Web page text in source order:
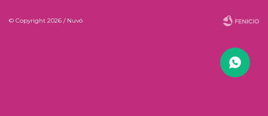
© Copyright 2026 / Nuvó